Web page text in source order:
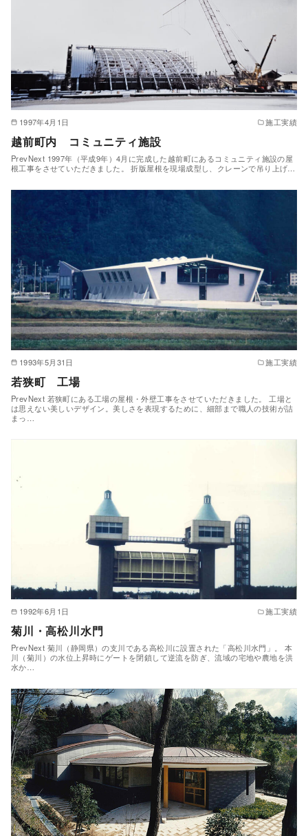
1997年4月1日 施工実績
越前町内 コミュニティ施設
PrevNext 1997年（平成9年）4月に完成した越前町にあるコミュニティ施設の屋
根工事をさせていただきました。 折版屋根を現場成型し、クレーンで吊り上げ…
1993年5月31日 施工実績
若狭町 工場
PrevNext 若狭町にある工場の屋根・外壁工事をさせていただきました。 工場と
は思えない美しいデザイン。美しさを表現するために、細部まで職人の技術が詰
まっ…
1992年6月1日 施工実績
菊川・高松川水門
PrevNext 菊川（静岡県）の支川である高松川に設置された「高松川水門」。 本
川（菊川）の水位上昇時にゲートを閉鎖して逆流を防ぎ、流域の宅地や農地を洪
水か…